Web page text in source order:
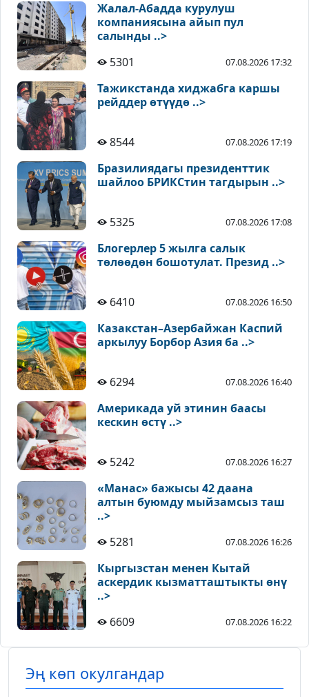
Жалал-Абадда курулуш
компаниясына айып пул
салынды ..>
5301
07.08.2026 17:32
Тажикстанда хиджабга каршы
рейддер өтүүдө ..>
8544 07.08.2026 17:19
Бразилиядагы президенттик
шайлоо БРИКСтин тагдырын ..>
5325 07.08.2026 17:08
Блогерлер 5 жылга салык
төлөөдөн бошотулат. Презид ..>
6410 07.08.2026 16:50
Казакстан–Азербайжан Каспий
аркылуу Борбор Азия ба ..>
6294 07.08.2026 16:40
Америкада уй этинин баасы
кескин өстү ..>
5242 07.08.2026 16:27
«Манас» бажысы 42 даана
алтын буюмду мыйзамсыз таш
..>
5281
07.08.2026 16:26
Кыргызстан менен Кытай
аскердик кызматташтыкты өнү
..>
6609
07.08.2026 16:22
Эң көп окулгандар